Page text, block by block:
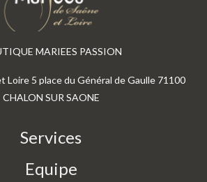
MARIEES PASSION
Loire 5 place du Général de Gaulle 71100
CHALON SUR SAONE
Services
Equipe